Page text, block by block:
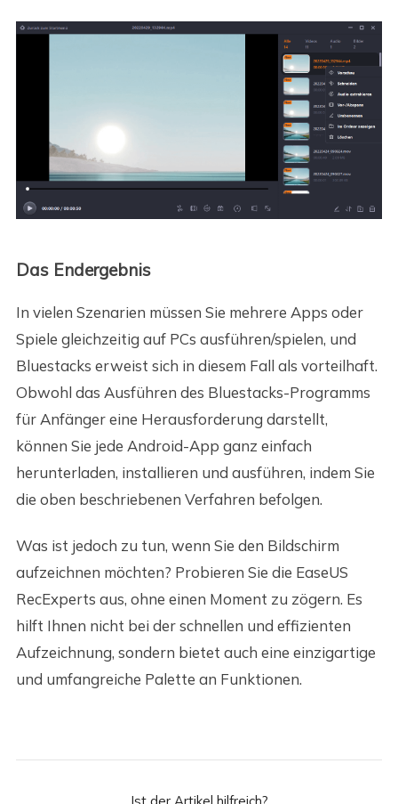
Das Endergebnis
In vielen Szenarien müssen Sie mehrere Apps oder
Spiele gleichzeitig auf PCs ausführen/spielen, und
Bluestacks erweist sich in diesem Fall als vorteilhaft.
Obwohl das Ausführen des Bluestacks-Programms
für Anfänger eine Herausforderung darstellt,
können Sie jede Android-App ganz einfach
herunterladen, installieren und ausführen, indem Sie
die oben beschriebenen Verfahren befolgen.
Was ist jedoch zu tun, wenn Sie den Bildschirm
aufzeichnen möchten? Probieren Sie die EaseUS
RecExperts aus, ohne einen Moment zu zögern. Es
hilft Ihnen nicht bei der schnellen und effizienten
Aufzeichnung, sondern bietet auch eine einzigartige
und umfangreiche Palette an Funktionen.